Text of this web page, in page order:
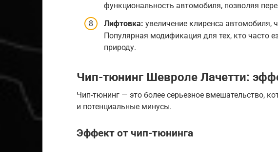
функциональность автомобиля, позволяя
Лифтовка: увеличение клиренса автомобиля,
Популярная модификация для тех, кто часто
природу.
Чип-тюнинг Шевроле Лачетти:
Чип-тюнинг — это более серьезное вмешательство,
и потенциальные минусы.
Эффект от чип-тюнинга